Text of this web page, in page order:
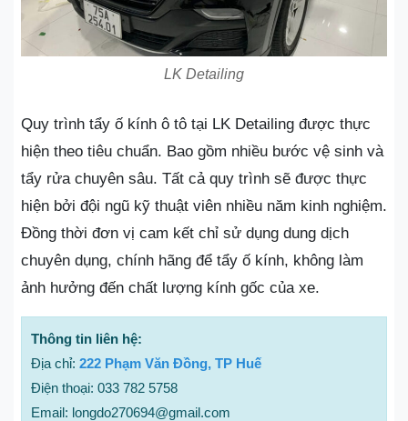
LK Detailing
Quy trình tẩy ố kính ô tô tại LK Detailing được thực
hiện theo tiêu chuẩn. Bao gồm nhiều bước vệ sinh và
tẩy rửa chuyên sâu. Tất cả quy trình sẽ được thực
hiện bởi đội ngũ kỹ thuật viên nhiều năm kinh nghiệm.
Đồng thời đơn vị cam kết chỉ sử dụng dung dịch
chuyên dụng, chính hãng để tẩy ố kính, không làm
ảnh hưởng đến chất lượng kính gốc của xe.
Thông tin liên hệ:
Địa chỉ: 222 Phạm Văn Đồng, TP Huế
Điện thoại: 033 782 5758
Email: longdo270694@gmail.com